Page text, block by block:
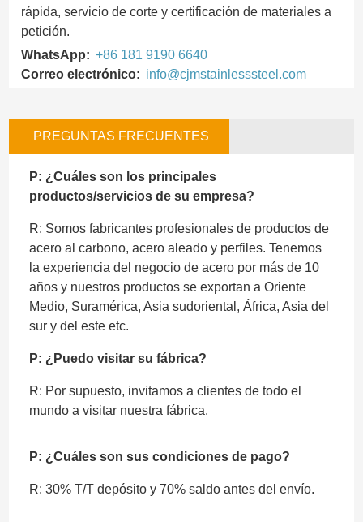
rápida, servicio de corte y certificación de materiales a
petición.
WhatsApp: +86 181 9190 6640
Correo electrónico: info@cjmstainlesssteel.com
PREGUNTAS FRECUENTES
P: ¿Cuáles son los principales
productos/servicios de su empresa?
R: Somos fabricantes profesionales de productos de
acero al carbono, acero aleado y perfiles. Tenemos
la experiencia del negocio de acero por más de 10
años y nuestros productos se exportan a Oriente
Medio, Suramérica, Asia sudoriental, África, Asia del
sur y del este etc.
P: ¿Puedo visitar su fábrica?
R: Por supuesto, invitamos a clientes de todo el
mundo a visitar nuestra fábrica.
P: ¿Cuáles son sus condiciones de pago?
R: 30% T/T depósito y 70% saldo antes del envío.